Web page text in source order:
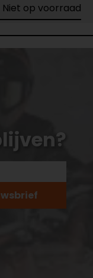
Niet op voorraad